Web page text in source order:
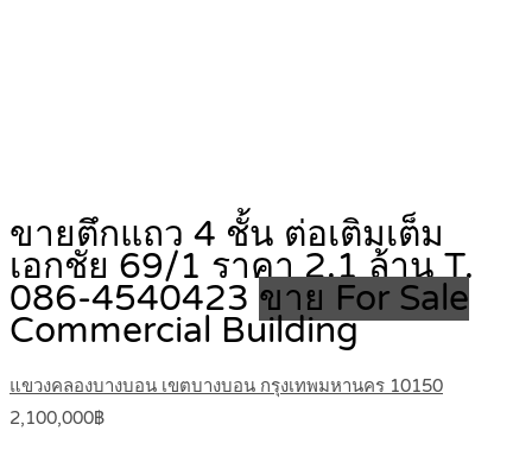
ขายตึกแถว 4 ชั้น ต่อเติมเต็ม
เอกชัย 69/1 ราคา 2.1 ล้าน T.
086-4540423 ขาย For Sale
Commercial Building
แขวงคลองบางบอน เขตบางบอน กรุงเทพมหานคร 10150
2,100,000฿